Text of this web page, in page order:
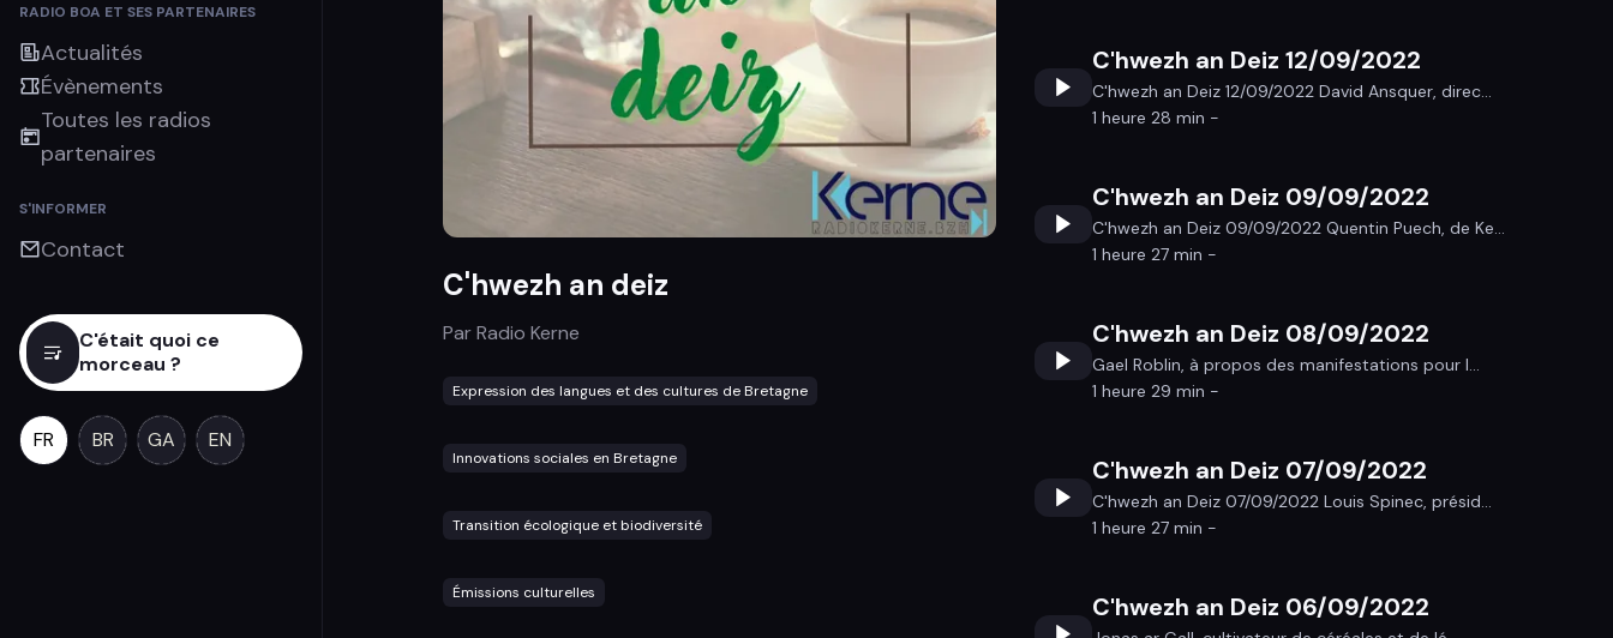
RADIO BOA ET SES PARTENAIRES
Actualités
Évènements
Toutes les radios
partenaires
S'INFORMER
Contact
C'était quoi ce
morceau ?
FR BR GA EN
C'hwezh an deiz
ParRadio Kerne
Expression des langues et des cultures de Bretagne
Innovations sociales en Bretagne
Transition écologique et biodiversité
Émissions culturelles
C'hwezh an Deiz 12/09/2022
C'hwezh an Deiz 12/09/2022 David Ansquer, direc...
1 heure 28 min -
C'hwezh an Deiz 09/09/2022
C'hwezh an Deiz 09/09/2022 Quentin Puech, de Ke...
1 heure 27 min -
C'hwezh an Deiz 08/09/2022
Gael Roblin, à propos des manifestations pour l...
1 heure 29 min -
C'hwezh an Deiz 07/09/2022
C'hwezh an Deiz 07/09/2022 Louis Spinec, présid...
1 heure 27 min -
C'hwezh an Deiz 06/09/2022